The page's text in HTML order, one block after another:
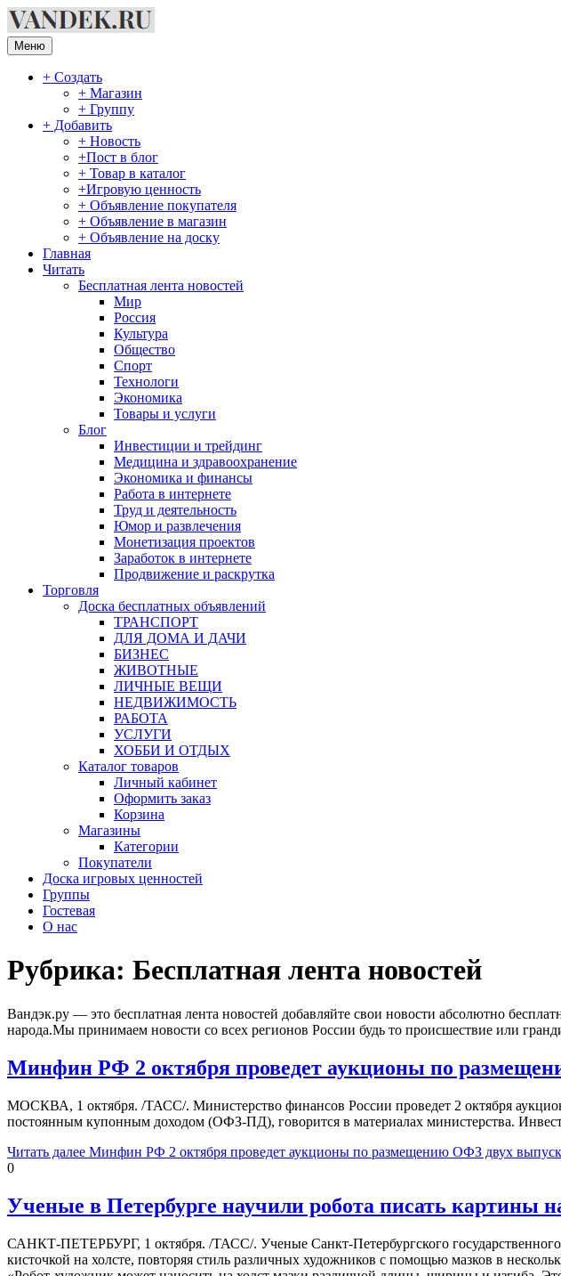
Перейти
к
содержимому
Меню
+ Создать
+ Магазин
+ Группу
+ Добавить
+ Новость
+Пост в блог
+ Товар в каталог
+Игровую ценность
+ Объявление покупателя
+ Объявление в магазин
+ Объявление на доску
Главная
Читать
Бесплатная лента новостей
Мир
Россия
Культура
Общество
Спорт
Технологи
Экономика
Товары и услуги
Блог
Инвестиции и трейдинг
Медицина и здравоохранение
Экономика и финансы
Работа в интернете
Труд и деятельность
Юмор и развлечения
Монетизация проектов
Заработок в интернете
Продвижение и раскрутка
Торговля
Доска бесплатных объявлений
ТРАНСПОРТ
ДЛЯ ДОМА И ДАЧИ
БИЗНЕС
ЖИВОТНЫЕ
ЛИЧНЫЕ ВЕЩИ
НЕДВИЖИМОСТЬ
РАБОТА
УСЛУГИ
ХОББИ И ОТДЫХ
Каталог товаров
Личный кабинет
Оформить заказ
Корзина
Магазины
Категории
Покупатели
Доска игровых ценностей
Группы
Гостевая
О нас
Рубрика: Бесплатная лента новостей
Вандэк.ру — это бесплатная лента новостей добавляйте свои новости абсолютно
народа.Мы принимаем новости со всех регионов России будь то происшествие или
Минфин РФ 2 октября проведет аукционы по
МОСКВА, 1 октября. /ТАСС/. Министерство финансов России проведет 2 октября
постоянным купонным доходом (ОФЗ-ПД), говорится в материалах министерства.
Читать далее Минфин РФ 2 октября проведет аукционы по размещению ОФЗ двух
0
Ученые в Петербурге научили робота писать картины
САНКТ-ПЕТЕРБУРГ, 1 октября. /ТАСС/. Ученые Санкт-Петербургского государственного
кисточкой на холсте, повторяя стиль различных художников с помощью мазков в